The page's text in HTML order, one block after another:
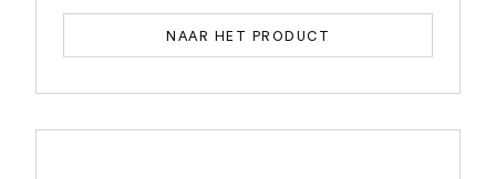
NAAR HET PRODUCT